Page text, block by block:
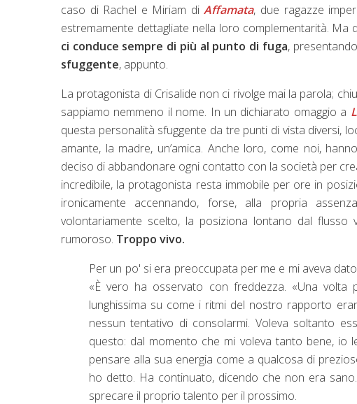
caso di Rachel e Miriam diAffamata, due ragazze
estremamente dettagliate nella loro complementarità. Ma
ci conduce sempre di più al punto di fuga,
sfuggente, appunto.
La protagonista di Crisalide non ci rivolge mai la parola;
sappiamo nemmeno il nome. In un dichiarato omaggio a
questa personalità sfuggente da tre punti di vista diversi,
amante, la madre, un’amica. Anche loro, come noi,
deciso di abbandonare ogni contatto con la società per
incredibile, la protagonista resta immobile per ore in
ironicamente accennando, forse, alla propria
volontariamente scelto, la posiziona lontano dal
rumoroso. Troppo vivo.
Per un po' si era preoccupata per me e mi aveva
«È vero ha osservato con freddezza. «Una volta
lunghissima su come i ritmi del nostro rapporto
nessun tentativo di consolarmi. Voleva soltanto
questo: dal momento che mi voleva tanto bene, io
pensare alla sua energia come a qualcosa di
ho detto. Ha continuato, dicendo che non era
sprecare il proprio talento per il prossimo.